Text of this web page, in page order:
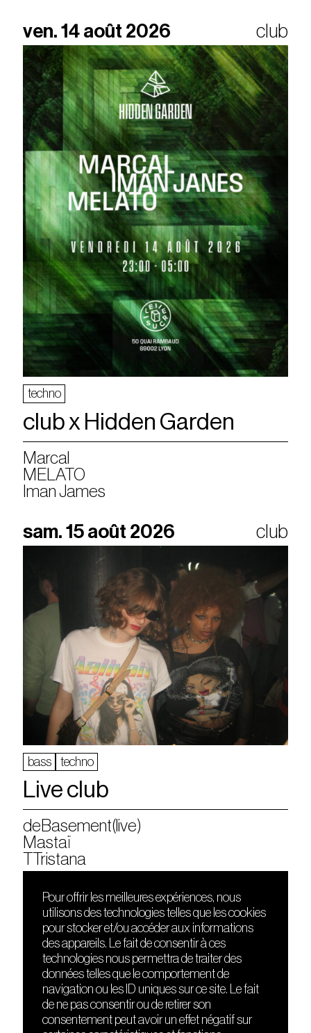
ven. 14 août 2026 club
techno
club x Hidden Garden
Marcal
MELATO
Iman James
sam. 15 août 2026 club
bass techno
Live club
deBasement(live)
Mastaï
TTristana
DÉCOUVRIR
Le lieu
Contact
Presse
Cours de DJing
TMLAB
FRIENDS
Nuits sonores
HEAT
Hôtel71
La Gaîté Lyrique
Pour offrir les meilleures expériences, nous
utilisons des technologies telles que les cookies
pour stocker et/ou accéder aux informations
des appareils. Le fait de consentir à ces
technologies nous permettra de traiter des
données telles que le comportement de
navigation ou les ID uniques sur ce site. Le fait
de ne pas consentir ou de retirer son
consentement peut avoir un effet négatif sur